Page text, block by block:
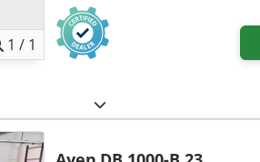
1 / 1